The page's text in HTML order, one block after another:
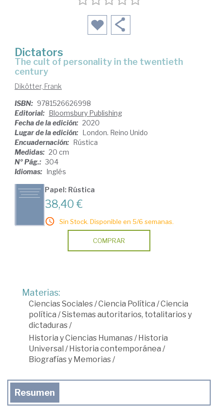
Dictators
the cult of personality in the twentieth
century
Dikötter, Frank
ISBN: 9781526626998
Editorial: Bloomsbury Publishing
Fecha de la edición: 2020
Lugar de la edición: London. Reino Unido
Encuadernación: Rústica
Medidas: 20 cm
Nº Pág.: 304
Idiomas: Inglés
Papel: Rústica
38,40 €
Sin Stock. Disponible en 5/6 semanas.
COMPRAR
Materias:
Ciencias Sociales/Ciencia Política /Ciencia
política /Sistemas autoritarios, totalitarios y
dictaduras/
Historia y Ciencias Humanas/Historia
Universal /Historia contemporánea /
Biografías y Memorias/
Resumen